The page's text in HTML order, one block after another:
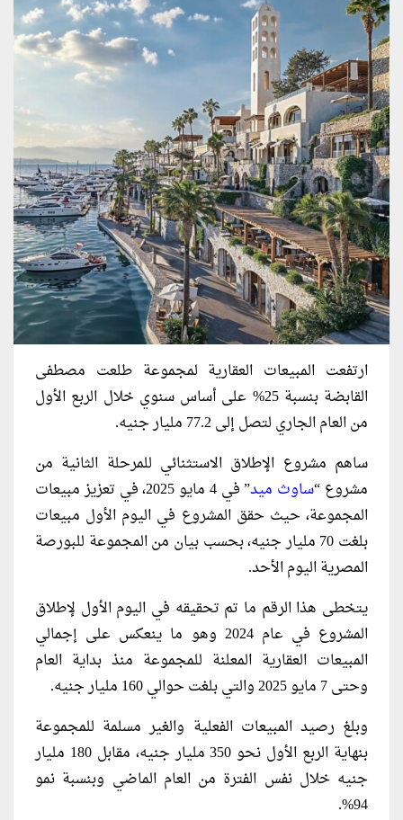
ارتفعت المبيعات العقارية لمجموعة طلعت مصطفى
القابضة بنسبة 25% على أساس سنوي خلال الربع الأول
من العام الجاري لتصل إلى 77.2 مليار جنيه.
ساهم مشروع الإطلاق الاستثنائي للمرحلة الثانية من
مشروع “ساوث ميد
” في 4 مايو 2025، في تعزيز مبيعات
المجموعة، حيث حقق المشروع في اليوم الأول مبيعات
بلغت 70 مليار جنيه، بحسب بيان من المجموعة للبورصة
المصرية اليوم الأحد.
يتخطى هذا الرقم ما تم تحقيقه في اليوم الأول لإطلاق
المشروع في عام 2024 وهو ما ينعكس على إجمالي
المبيعات العقارية المعلنة للمجموعة منذ بداية العام
وحتى 7 مايو 2025 والتي بلغت حوالي 160 مليار جنيه.
وبلغ رصيد المبيعات الفعلية والغير مسلمة للمجموعة
بنهاية الربع الأول نحو 350 مليار جنيه، مقابل 180 ملیار
جنيه خلال نفس الفترة من العام الماضي وبنسبة نمو
94%.